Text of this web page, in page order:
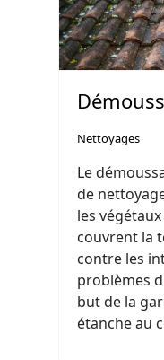
Nettoyages
Le
de
les
couvrent la
contre les
problèmes
but de la
étanche au